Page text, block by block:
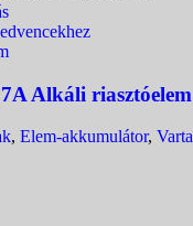
Alkáli riasztóelem
, Elem-akkumulátor, Varta